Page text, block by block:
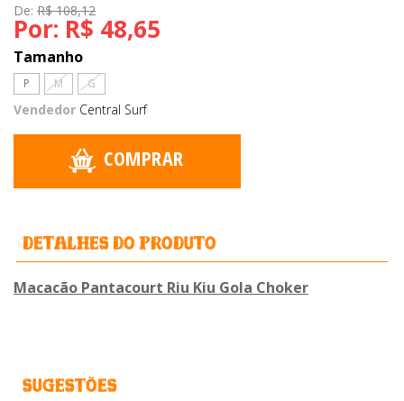
De: R$ 108,12
Por: R$ 48,65
Tamanho
P M G
Vendedor Central Surf
COMPRAR
detalhes do produto
Macacão Pantacourt Riu Kiu Gola Choker
Sugestões